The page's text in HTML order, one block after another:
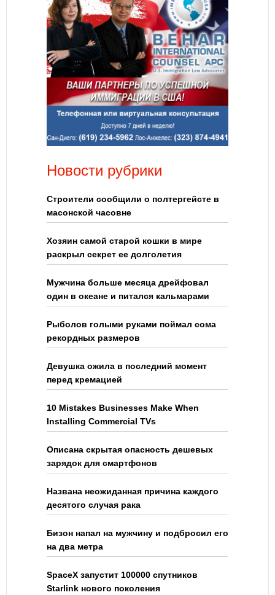
Новости рубрики
Строители сообщили о полтергейсте в
масонской часовне
Хозяин самой старой кошки в мире
раскрыл секрет ее долголетия
Мужчина больше месяца дрейфовал
один в океане и питался кальмарами
Рыболов голыми руками поймал сома
рекордных размеров
Девушка ожила в последний момент
перед кремацией
10 Mistakes Businesses Make When
Installing Commercial TVs
Описана скрытая опасность дешевых
зарядок для смартфонов
Названа неожиданная причина каждого
десятого случая рака
Бизон напал на мужчину и подбросил его
на два метра
SpaceX запустит 100000 спутников
Starlink нового поколения